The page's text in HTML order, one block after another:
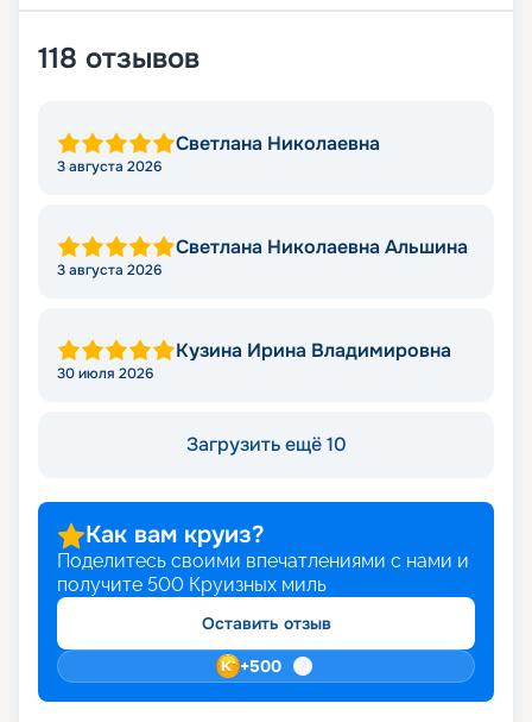
118 отзывов
Светлана Николаевна
3 августа 2026
Светлана Николаевна Альшина
3 августа 2026
Кузина Ирина Владимировна
30 июля 2026
Загрузить ещё 10
Как вам круиз?
Поделитесь своими впечатлениями с нами и
получите 500 Круизных миль
Оставить отзыв
+500